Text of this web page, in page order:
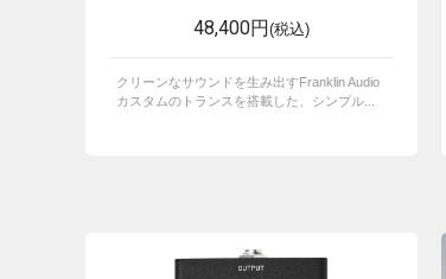
48,400円(税込)
クリーンなサウンドを生み出すFranklin Audio
カスタムのトランスを搭載した、シンプル...